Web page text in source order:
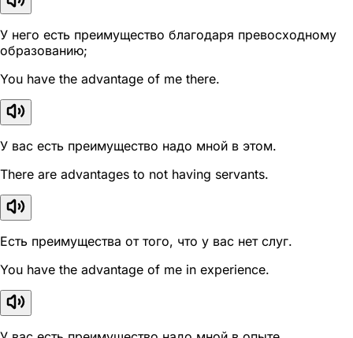
У него есть преимущество благодаря превосходному
образованию;
You have the advantage of me there.
У вас есть преимущество надо мной в этом.
There are advantages to not having servants.
Есть преимущества от того, что у вас нет слуг.
You have the advantage of me in experience.